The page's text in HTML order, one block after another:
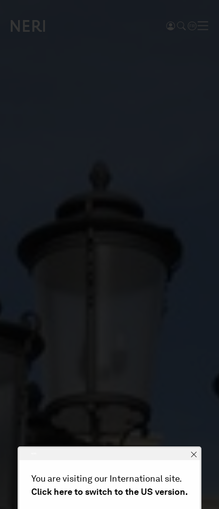
You are visiting our International site.
Click here to switch to the US version.